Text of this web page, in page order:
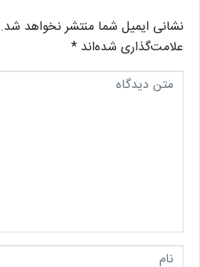
نشانی ایمیل شما منتشر نخواهد شد.
علامت‌گذاری شده‌اند *
ه